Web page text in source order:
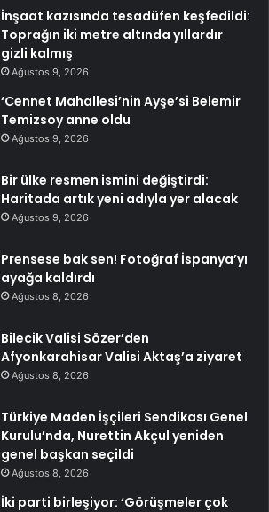
İnşaat kazısında tesadüfen keşfedildi:
Toprağın iki metre altında yıllardır
gizli kalmış
Ağustos 9, 2026
‘Cennet Mahallesi’nin Ayşe’si Belemir
Temizsoy anne oldu
Ağustos 9, 2026
Bir ülke resmen ismini değiştirdi:
Haritada artık yeni adıyla yer alacak
Ağustos 9, 2026
Prensese bak sen! Fotoğraf İspanya’yı
ayağa kaldırdı
Ağustos 8, 2026
Bilecik Valisi Sözer’den
Afyonkarahisar Valisi Aktaş’a ziyaret
Ağustos 8, 2026
Türkiye Maden İşçileri Sendikası Genel
Kurulu’nda, Nurettin Akçul yeniden
genel başkan seçildi
Ağustos 8, 2026
İki parti birleşiyor: ‘Görüşmeler çok